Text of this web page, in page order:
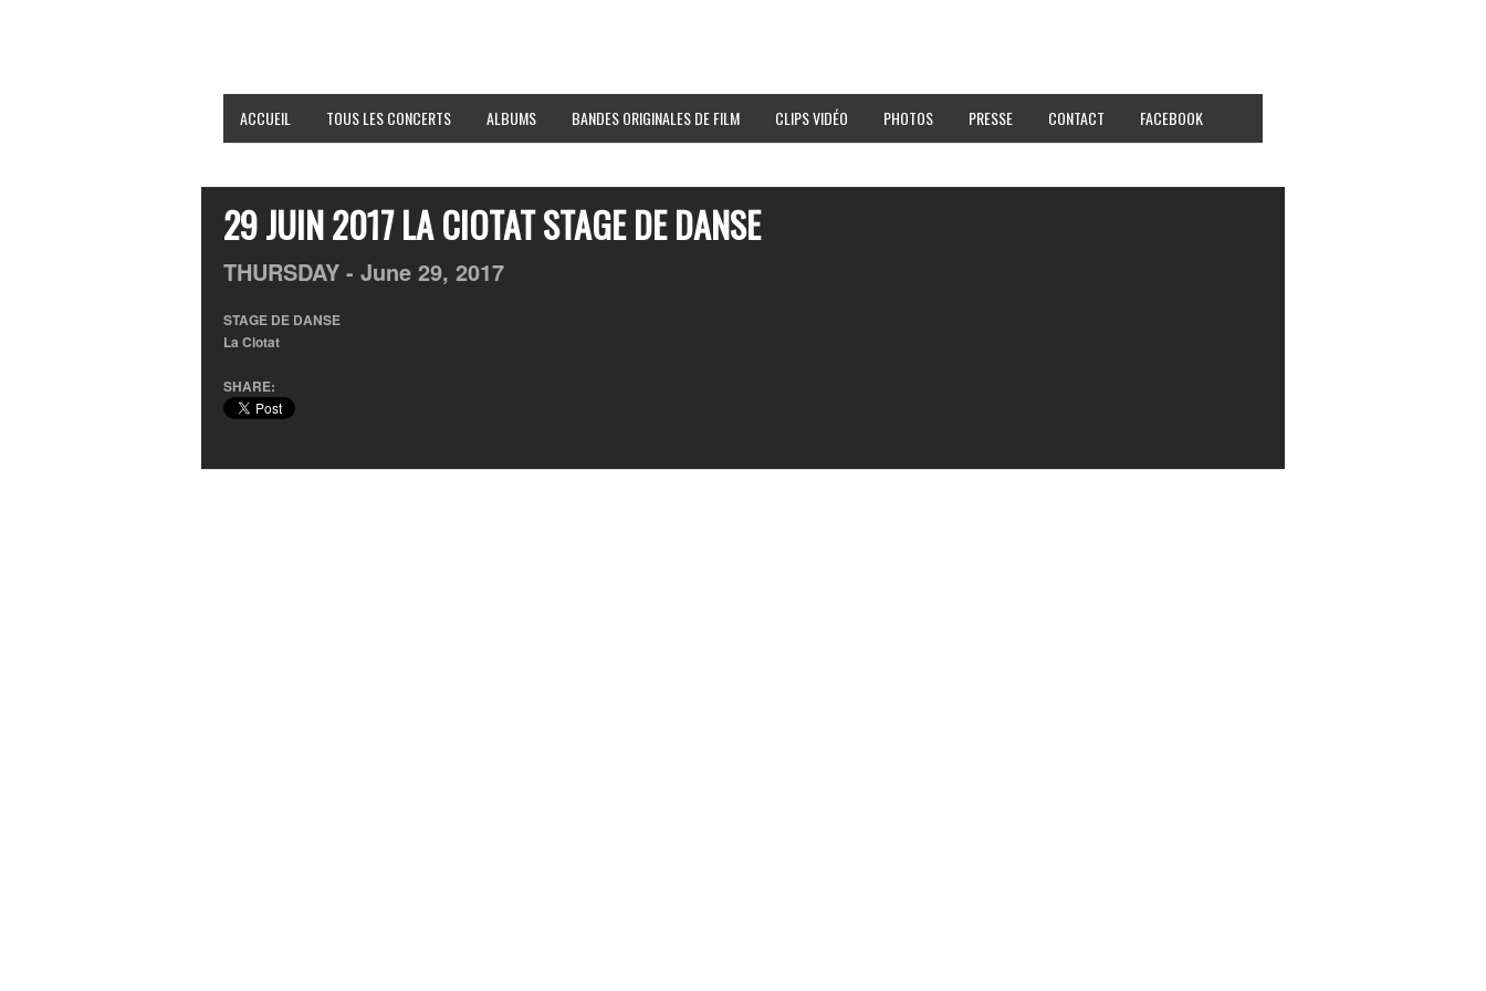
ACCUEIL TOUS LES CONCERTS ALBUMS BANDES ORIGINALES DE FILM CLIPS VIDÉO PHOTOS PRESSE CONTACT FACEBOOK
29 JUIN 2017 LA CIOTAT STAGE DE DANSE
THURSDAY - June 29, 2017
STAGE DE DANSE
La Ciotat
SHARE: